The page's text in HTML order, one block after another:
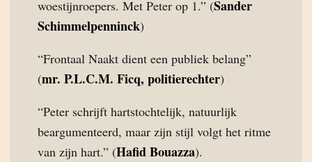
woestijnroepers. Met Peter op 1.” (Sander
Schimmelpenninck)
“Frontaal Naakt dient een publiek belang”
(mr. P.L.C.M. Ficq, politierechter)
“Peter schrijft hartstochtelijk, natuurlijk
beargumenteerd, maar zijn stijl volgt het ritme
van zijn hart.” (Hafid Bouazza).